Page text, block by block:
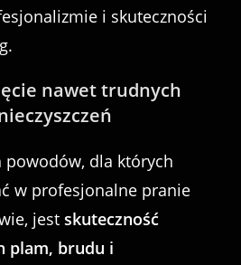
i skuteczności
nawet trudnych
powodów, dla których
w profesjonalne pranie
jestskuteczność
plam, brudu i